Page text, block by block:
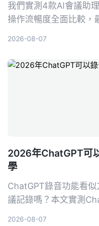
我們實測4款AI會議助
操作流暢度全面比較，
2026-08-07
2026年ChatGPT可
學
ChatGPT錄音功能看
議記錄嗎？本文實測
2026-08-07